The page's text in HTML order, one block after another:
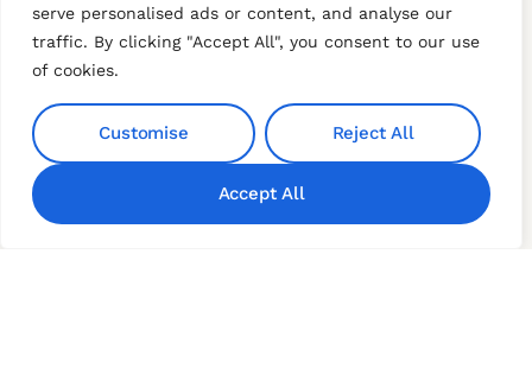
serve personalised ads or content, and analyse our
traffic. By clicking "Accept All", you consent to our use
of cookies.
Customise Reject All
Accept All
Spremni ste daunaprijedite
svoj prostor?
Stojimo vam na raspolaganju za sva pitanja,
savjete i ponude.